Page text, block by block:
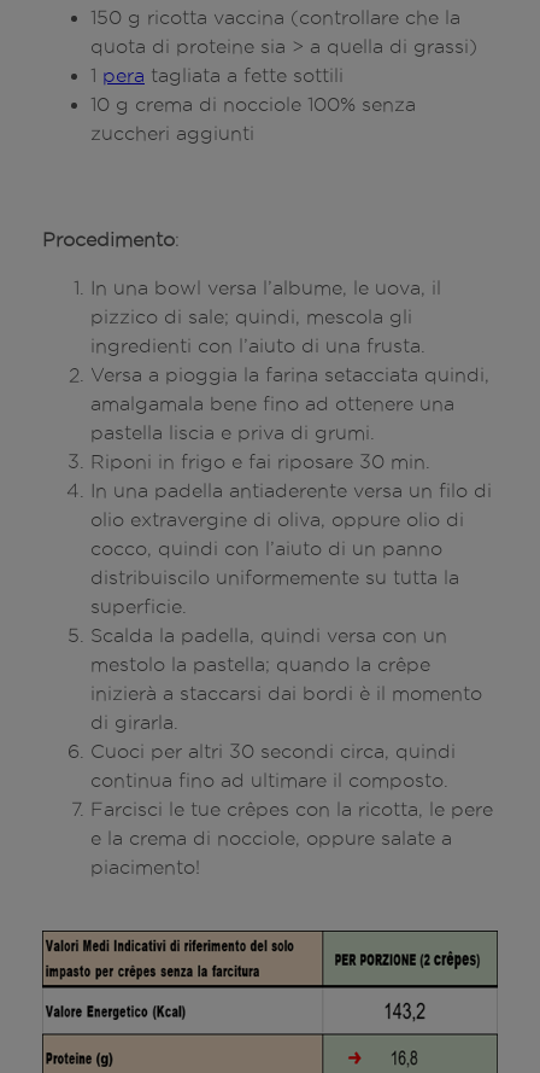
150 g ricotta vaccina (controllare che la
quota di proteine sia > a quella di grassi)
1 pera tagliata a fette sottili
10 g crema di nocciole 100% senza
zuccheri aggiunti
Procedimento:
In una bowl versa l’albume, le uova, il
pizzico di sale; quindi, mescola gli
ingredienti con l’aiuto di una frusta.
Versa a pioggia la farina setacciata quindi,
amalgamala bene fino ad ottenere una
pastella liscia e priva di grumi.
Riponi in frigo e fai riposare 30 min.
In una padella antiaderente versa un filo di
olio extravergine di oliva, oppure olio di
cocco, quindi con l’aiuto di un panno
distribuiscilo uniformemente su tutta la
superficie.
Scalda la padella, quindi versa con un
mestolo la pastella; quando la crêpe
inizierà a staccarsi dai bordi è il momento
di girarla.
Cuoci per altri 30 secondi circa, quindi
continua fino ad ultimare il composto.
Farcisci le tue crêpes con la ricotta, le pere
e la crema di nocciole, oppure salate a
piacimento!